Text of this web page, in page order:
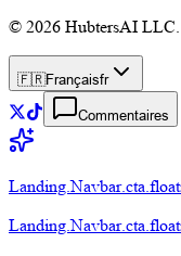
© 2026 HubtersAI LLC.
🇫🇷Françaisfr
Commentaires